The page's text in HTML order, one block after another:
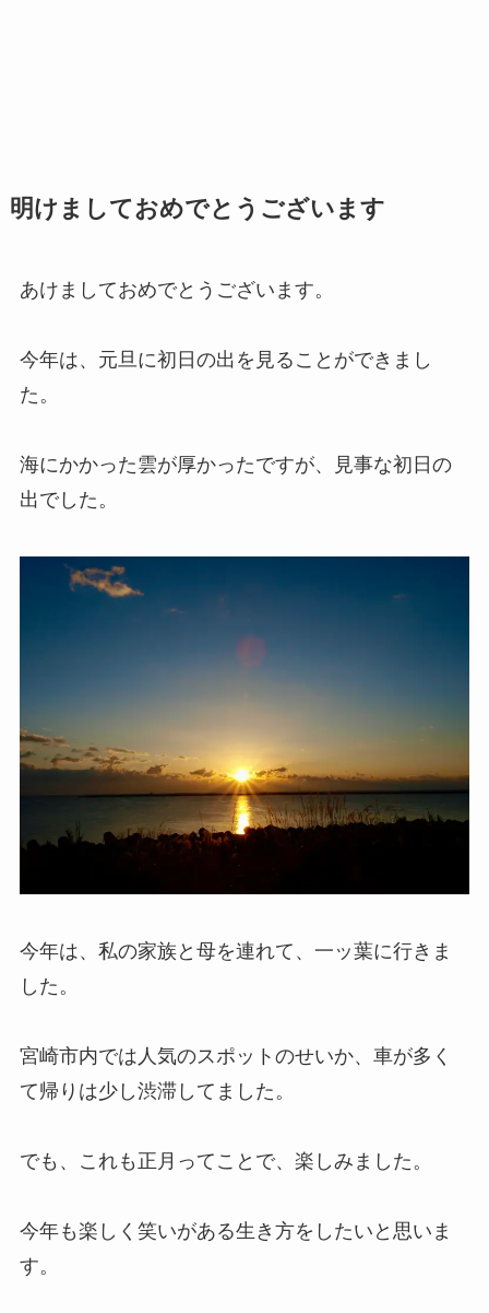
明けましておめでとうございます
あけましておめでとうございます。
今年は、元旦に初日の出を見ることができまし
た。
海にかかった雲が厚かったですが、見事な初日の
出でした。
今年は、私の家族と母を連れて、一ッ葉に行きま
した。
宮崎市内では人気のスポットのせいか、車が多く
て帰りは少し渋滞してました。
でも、これも正月ってことで、楽しみました。
今年も楽しく笑いがある生き方をしたいと思いま
す。